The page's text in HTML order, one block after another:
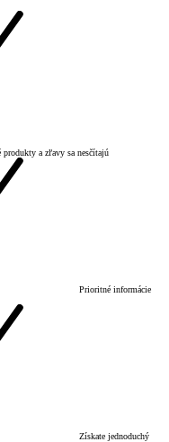
produkty a zľavy sa nesčítajú
Prioritné informácie
Získate jednoduchý